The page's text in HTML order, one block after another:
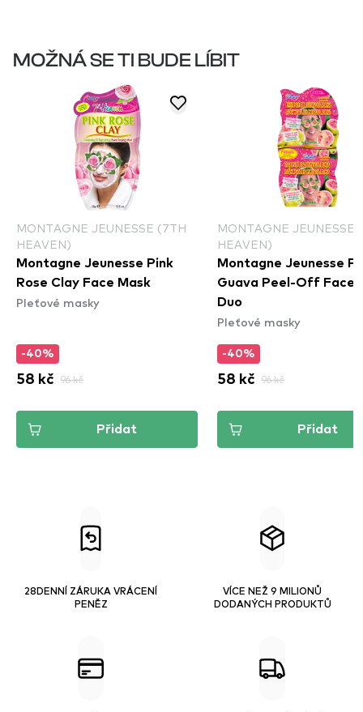
MOŽNÁ SE TI BUDE LÍBIT
MONTAGNE JEUNESSE (7TH
HEAVEN)
Montagne Jeunesse Pink
Rose Clay Face Mask
Pleťové masky
-40%
58 kč 96 kč
Přidat
MONTAGNE JEUNESSE
HEAVEN)
Montagne Jeunesse
Guava Peel-Off Face
Duo
Pleťové masky
-40%
58 kč 96 kč
Přidat
28DENNÍ ZÁRUKA VRÁCENÍ
PENĚZ
VÍCE NEŽ 9 MILIONŮ
DODANÝCH PRODUKTŮ